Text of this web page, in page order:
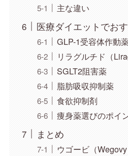
主な違い
医療ダイエットでお
GLP-1受容体作動
リラグルチド（
SGLT2阻害薬
脂肪吸収抑制薬
食欲抑制剤
痩身薬選びのポイ
まとめ
ウゴービ（